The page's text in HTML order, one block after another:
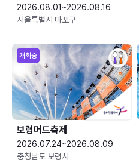
2026.08.01~2026.08.16
서울특별시 마포구
개최중
보령머드축제
2026.07.24~2026.08.09
충청남도 보령시